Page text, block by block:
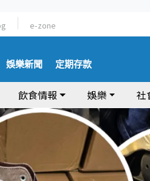
e-zone
娛樂新聞 定期存款
飲食情報 娛樂 社